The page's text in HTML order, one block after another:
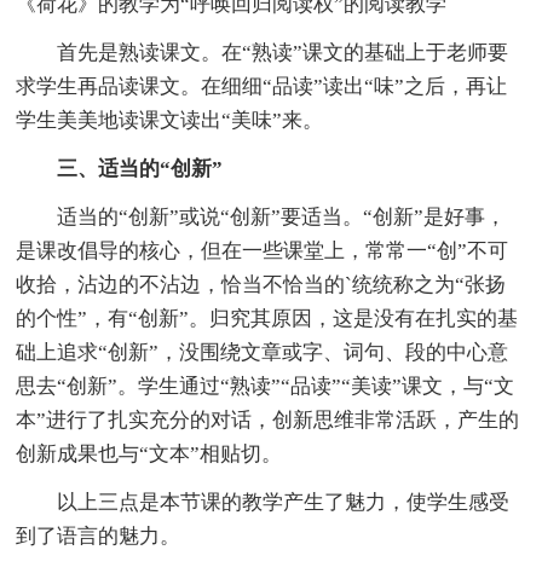
《荷花》的教学为“呼唤回归阅读权”的阅读教学
首先是熟读课文。在“熟读”课文的基础上于老师要
求学生再品读课文。在细细“品读”读出“味”之后，再让
学生美美地读课文读出“美味”来。
三、适当的“创新”
适当的“创新”或说“创新”要适当。“创新”是好事，
是课改倡导的核心，但在一些课堂上，常常一“创”不可
收拾，沾边的不沾边，恰当不恰当的`统统称之为“张扬
的个性”，有“创新”。归究其原因，这是没有在扎实的基
础上追求“创新”，没围绕文章或字、词句、段的中心意
思去“创新”。学生通过“熟读”“品读”“美读”课文，与“文
本”进行了扎实充分的对话，创新思维非常活跃，产生的
创新成果也与“文本”相贴切。
以上三点是本节课的教学产生了魅力，使学生感受
到了语言的魅力。